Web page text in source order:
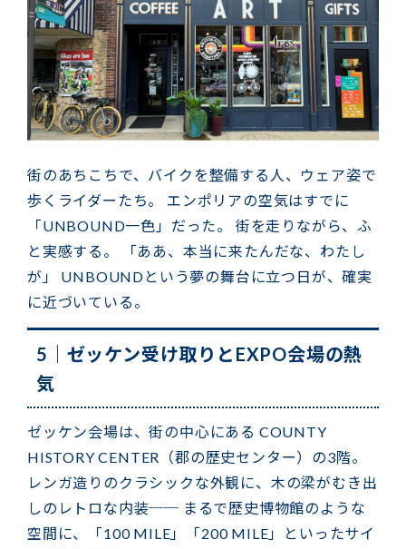
街のあちこちで、バイクを整備する人、ウェア姿で
歩くライダーたち。 エンポリアの空気はすでに
「UNBOUND一色」だった。 街を走りながら、ふ
と実感する。 「ああ、本当に来たんだな、わたし
が」 UNBOUNDという夢の舞台に立つ日が、確実
に近づいている。
5｜ゼッケン受け取りとEXPO会場の熱
気
ゼッケン会場は、街の中心にある COUNTY
HISTORY CENTER（郡の歴史センター）の3階。
レンガ造りのクラシックな外観に、木の梁がむき出
しのレトロな内装── まるで歴史博物館のような
空間に、「100 MILE」「200 MILE」といったサイ